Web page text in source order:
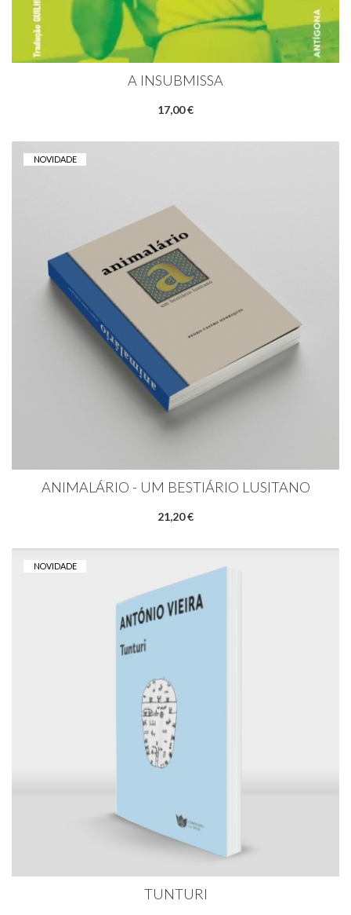
A INSUBMISSA
17,00 €
NOVIDADE
ANIMALÁRIO - UM BESTIÁRIO LUSITANO
21,20 €
NOVIDADE
TUNTURI